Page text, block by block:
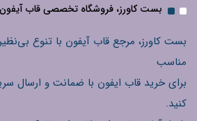
بست کاورز، فروشگاه تخصصی قاب آیفون
بست کاورز، مرجع قاب آیفون با تنوع
مناسب
برای خرید قاب ایفون با ضمانت و ارسال
کنید.